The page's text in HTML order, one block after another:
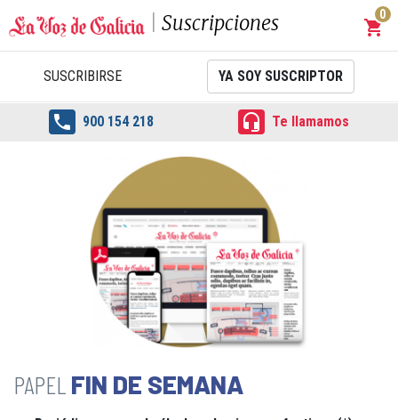
Suscripciones shopping_cart
0
SUSCRIBIRSE YA SOY SUSCRIPTOR
 900 154 218  Te llamamos
FIN DE SEMANA